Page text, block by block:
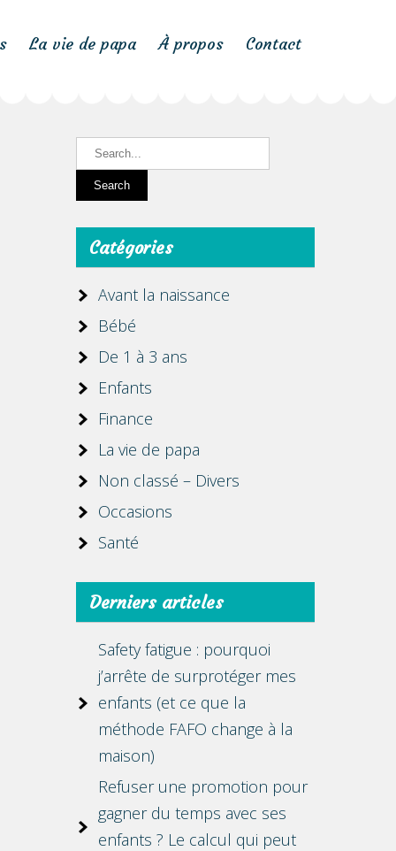
La vie de papa À propos Contact
Catégories
Avant la naissance
Bébé
De 1 à 3 ans
Enfants
Finance
La vie de papa
Non classé – Divers
Occasions
Santé
Derniers articles
Safety fatigue : pourquoi
j’arrête de surprotéger mes
enfants (et ce que la
méthode FAFO change à la
maison)
Refuser une promotion pour
gagner du temps avec ses
enfants ? Le calcul qui peut